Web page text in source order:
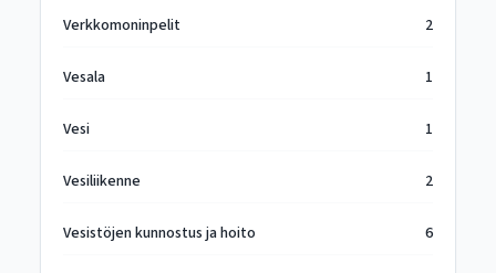
Verkkomoninpelit 2
Vesala 1
Vesi 1
Vesiliikenne 2
Vesistöjen kunnostus ja hoito 6